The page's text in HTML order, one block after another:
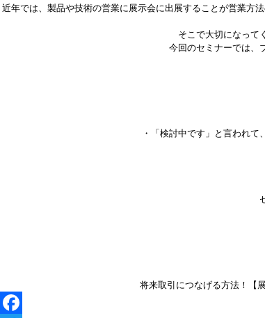
近年では、製品や技術の営業に展示会に出展することが営業方
そこで大切になって
今回のセミナーでは、
・「検討中です」と言われ
将来取引につなげる方法！【